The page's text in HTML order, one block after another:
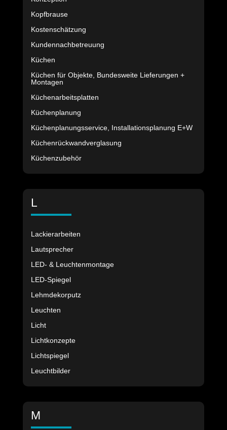
Kopfbrause
Kostenschätzung
Kundennachbetreuung
Küchen
Küchen für Objekte, Bundesweite Lieferungen +
Montagen
Küchenarbeitsplatten
Küchenplanung
Küchenplanungsservice, Installationsplanung E+W
Küchenrückwandverglasung
Küchenzubehör
L
Lackierarbeiten
Lautsprecher
LED- & Leuchtenmontage
LED-Spiegel
Lehmdekorputz
Leuchten
Licht
Lichtkonzepte
Lichtspiegel
Leuchtbilder
M